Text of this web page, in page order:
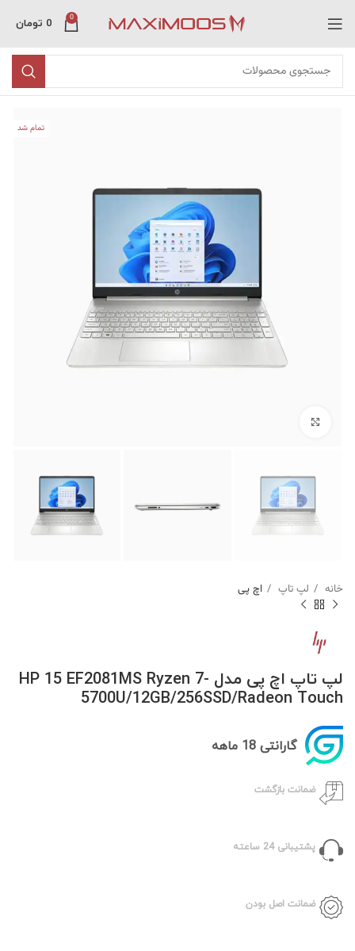
0
0 تومان
تمام شد
خانه لپ تاپ اچ پی
لپ تاپ اچ پی مدل HP 15 EF2081MS Ryzen 7-
5700U/12GB/256SSD/Radeon Touch
گارانتی 18 ماهه
ضمانت بازگشت
پشتیبانی 24 ساعته
ضمانت اصل بودن